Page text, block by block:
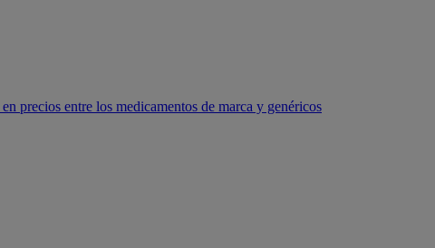
precios entre los medicamentos de marca y genéricos